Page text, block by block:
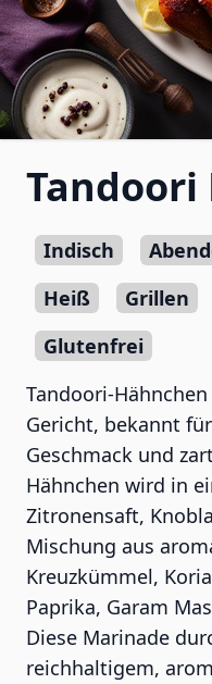
Tandoori
Indisch
Heiß
Grillen
Glutenfrei
Tandoori-
Gericht, bekannt
Geschmack und
Hähnchen wird in
Zitronensaft,
Mischung aus
Kreuzkümmel,
Paprika, Garam
Diese Marinade
reichhaltigem,